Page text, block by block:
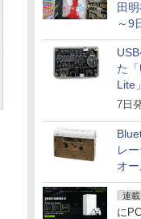
田
～9
り
た
Lite
凝縮
7日
レ
オ
連載
に